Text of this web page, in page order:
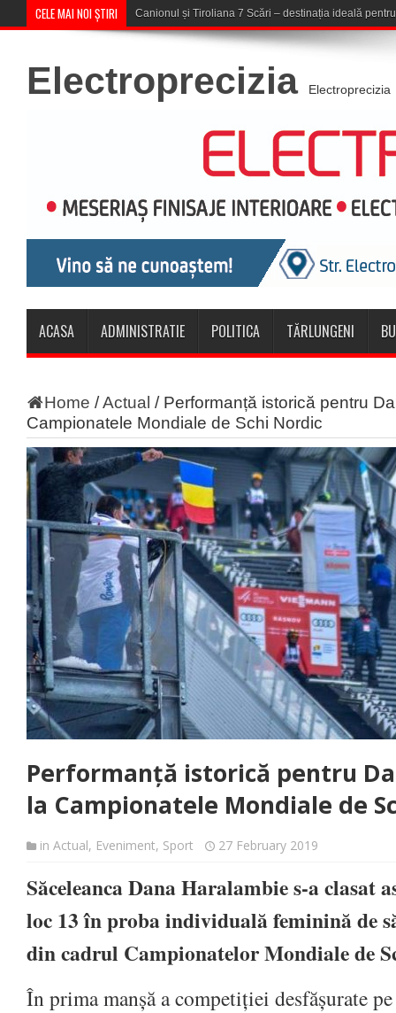
CELE MAI NOI ȘTIRI Concert în aer liber la Komeea Café
Electroprecizia Electroprecizia
ACASA ADMINISTRATIE POLITICA TĂRLUNGENI
Home /Actual / Performanță istorică pentru
Campionatele Mondiale de Schi Nordic
Performanță istorică pentru
la Campionatele Mondiale de
in Actual, Eveniment, Sport 27 February 2019
Săceleanca Dana Haralambie s-a clasat
loc 13 în proba individuală feminină de
din cadrul Campionatelor Mondiale de
În prima manșă a competiției desfășurate